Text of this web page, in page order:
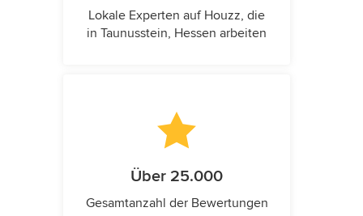
Lokale Experten auf Houzz, die
in Taunusstein, Hessen arbeiten
Über 25.000
Gesamtanzahl der Bewertungen